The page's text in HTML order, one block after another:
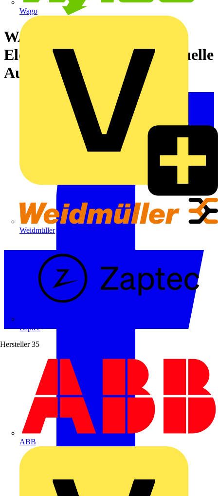
Wago
Weidmüller
Zaptec
Hersteller 35
ABB
WAGO NEWS fürs
Elektrohandwerk – die aktuelle
Ausgabe jetzt ansehen